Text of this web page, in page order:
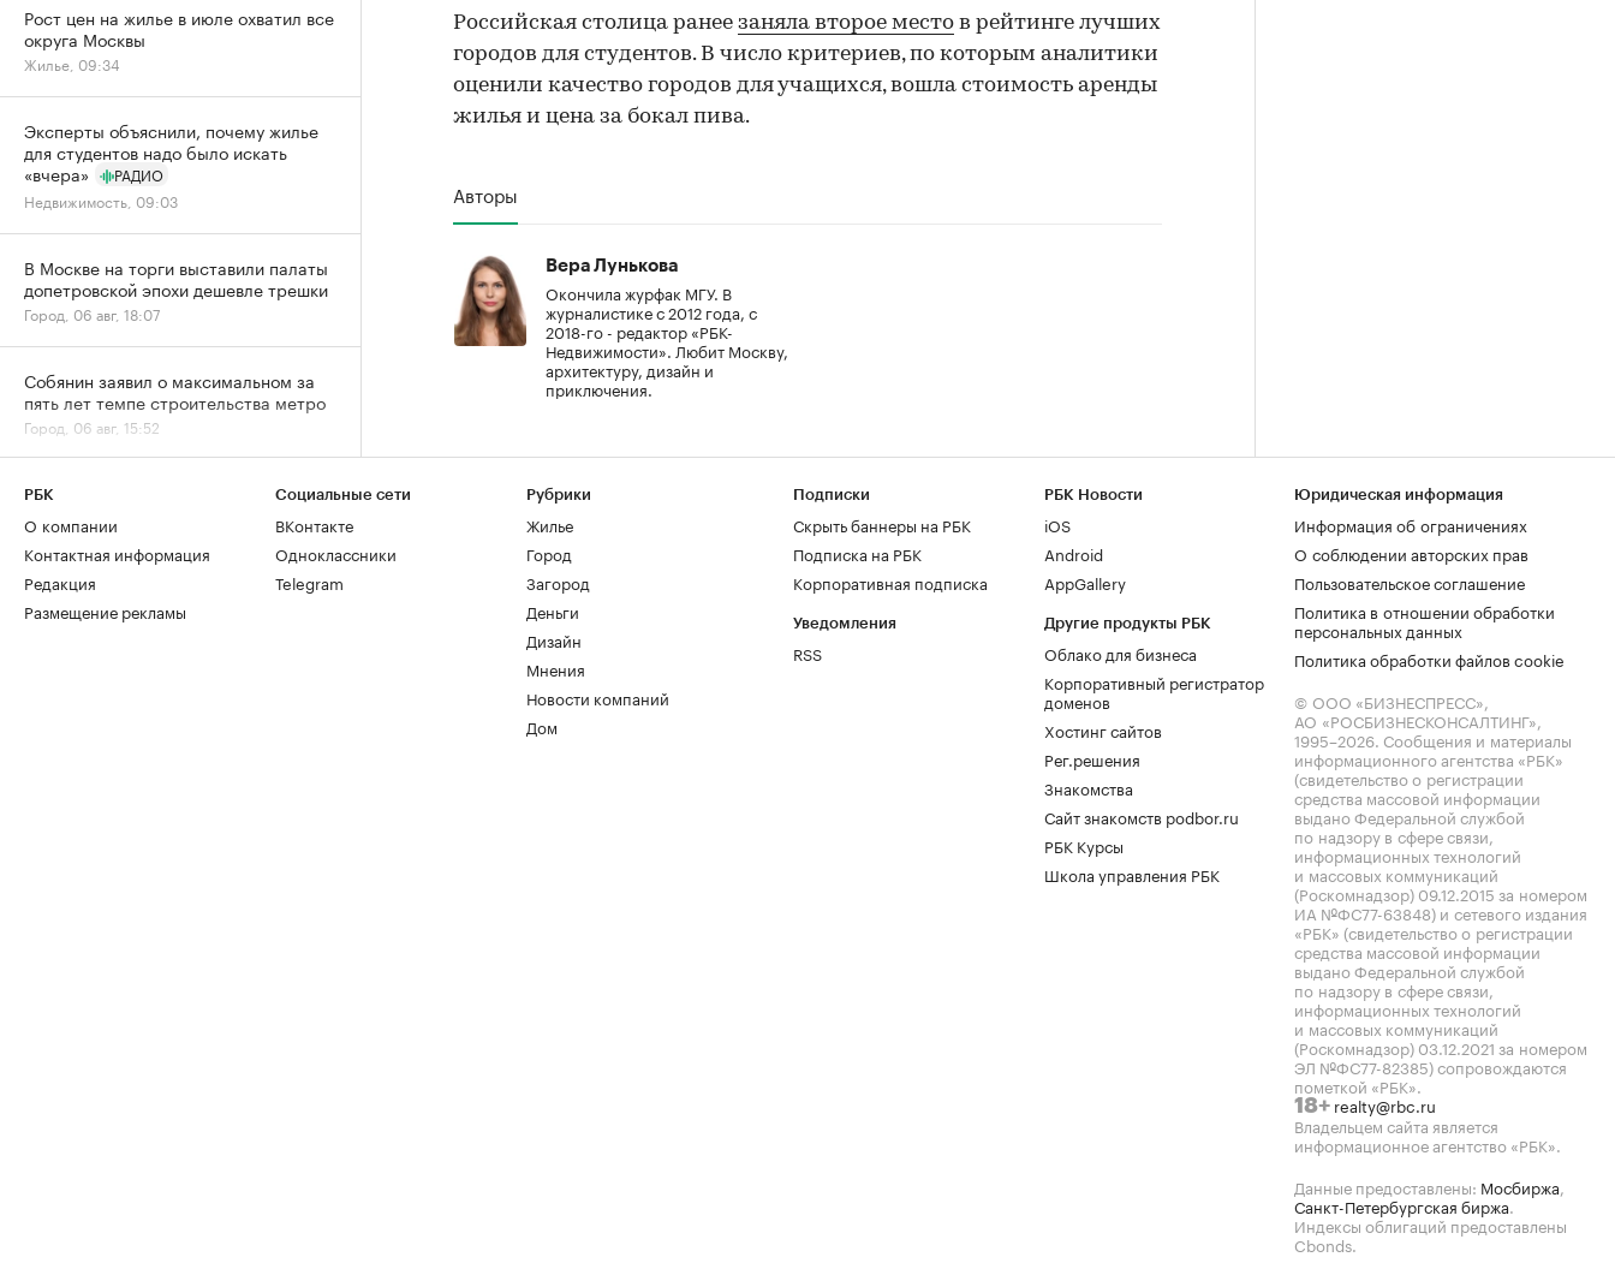
Российская столица ранее заняла второе место в рейтинге лучших
городов для студентов. В число критериев, по которым аналитики
оценили качество городов для учащихся, вошла стоимость аренды
жилья и цена за бокал пива.
Авторы
Вера Лунькова
Окончила журфак МГУ. В
журналистике с 2012 года, с
2018-го - редактор «РБК-
Недвижимости». Любит Москву,
архитектуру, дизайн и
приключения.
Рост цен на жилье в июле охватил все
округа Москвы
Жилье, 09:34
Эксперты объяснили, почему жилье
для студентов надо было искать
«вчера»
РАДИО
Недвижимость, 09:03
В Москве на торги выставили палаты
допетровской эпохи дешевле трешки
Город, 06 авг, 18:07
Собянин заявил о максимальном за
пять лет темпе строительства метро
Город, 06 авг, 15:52
Спрос на новостройки Москвы и
20%
Жилье, 06 авг, 15:39
Спрос на ипотеку в июле вернулся к
РБК
О компании
Контактная информация
Редакция
Размещение рекламы
Социальные сети
ВКонтакте
Одноклассники
Telegram
Рубрики
Жилье
Город
Загород
Деньги
Дизайн
Мнения
Новости компаний
Дом
Подписки
Скрыть баннеры на РБК
Подписка на РБК
Корпоративная подписка
Уведомления
RSS
РБК Новости
iOS
Android
AppGallery
Другие продукты РБК
Облако для бизнеса
Корпоративный регистратор
доменов
Хостинг сайтов
Рег.решения
Знакомства
Сайт знакомств podbor.ru
РБК Курсы
Школа управления РБК
Юридическая информация
Информация об ограничениях
О соблюдении авторских прав
Пользовательское соглашение
Политика в отношении обработки
персональных данных
Политика обработки файлов cookie
© ООО «БИЗНЕСПРЕСС»,
АО «РОСБИЗНЕСКОНСАЛТИНГ»,
1995–2026. Сообщения и материалы
информационного агентства «РБК»
(свидетельство о регистрации
средства массовой информации
выдано Федеральной службой
по надзору в сфере связи,
информационных технологий
и массовых коммуникаций
(Роскомнадзор) 09.12.2015 за номером
ИА №ФС77-63848) и сетевого издания
«РБК» (свидетельство о регистрации
средства массовой информации
выдано Федеральной службой
по надзору в сфере связи,
информационных технологий
и массовых коммуникаций
(Роскомнадзор) 03.12.2021 за номером
ЭЛ №ФС77-82385) сопровождаются
пометкой «РБК».
18+ realty@rbc.ru
Владельцем сайта является
информационное агентство «РБК».
Данные предоставлены: Мосбиржа,
Санкт-Петербургская биржа.
Индексы облигаций предоставлены
Cbonds.